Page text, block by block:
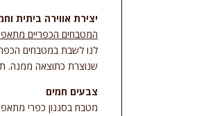
יצירת אווירה ביתית
המטבחים הכפריים
לנו לשבת במטבחים
שנוצרת כתוצאה ממנה.
צבעים חמים
מטבח בסגנון כפרי